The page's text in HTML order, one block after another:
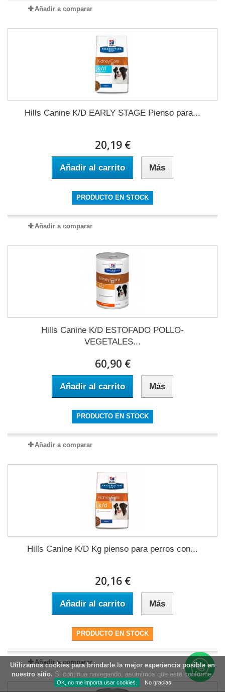
Utilizamoscookiespara brindarle la mejor experiencia posible en
nuestro sitio. Si continua navegando, asumimos que está conforme.
OK, no me importa usar cookies. No gracias
Añadir a comparar
Hills Canine K/D EARLY STAGE Pienso para...
20,19 €
Añadir al carrito Más
PRODUCTO EN STOCK
Añadir a comparar
Hills Canine K/D ESTOFADO POLLO-
VEGETALES...
60,90 €
Añadir al carrito Más
PRODUCTO EN STOCK
Añadir a comparar
Hills Canine K/D Kg pienso para perros con...
20,16 €
Añadir al carrito Más
PRODUCTO EN STOCK
Añadir a comparar